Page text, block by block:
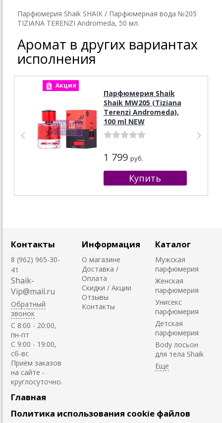
Парфюмерия Shaik SHAIK / Парфюмерная вода №205
TIZIANA TERENZI Andromeda, 50 мл.
Аромат в других вариантах
исполнения
Акция
Парфюмерия Shaik
Shaik MW205 (Tiziana
Terenzi Andromeda),
100 ml NEW
1 799 руб.
Контакты
8 (962) 965-30-
41
Shaik-
Vip@mail.ru
Обратный
звонок
C 8:00 - 20:00,
пн-пт
С 9:00 - 19:00,
сб-вс
Приём заказов
на сайте -
круглосуточно.
Информация
О магазине
Доставка /
Оплата
Скидки / Акции
Отзывы
Контакты
Каталог
Мужская
парфюмерия
Женская
парфюмерия
Унисекс
парфюмерия
Детская
парфюмерия
Body лосьон
для тела Shaik
Главная
Политика использования cookie файлов